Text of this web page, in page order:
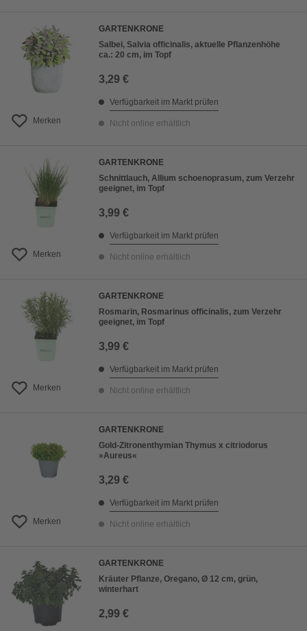
Merken
GARTENKRONE
Salbei, Salvia officinalis, aktuelle Pflanzenhöhe
ca.: 20 cm, im Topf
3,29 €
Verfügbarkeit im Markt prüfen
Nicht online erhältlich
Merken
GARTENKRONE
Schnittlauch, Allium schoenoprasum, zum Verzehr
geeignet, im Topf
3,99 €
Verfügbarkeit im Markt prüfen
Nicht online erhältlich
Merken
GARTENKRONE
Rosmarin, Rosmarinus officinalis, zum Verzehr
geeignet, im Topf
3,99 €
Verfügbarkeit im Markt prüfen
Nicht online erhältlich
Merken
GARTENKRONE
Gold-Zitronenthymian Thymus x citriodorus
»Aureus«
3,29 €
Verfügbarkeit im Markt prüfen
Nicht online erhältlich
GARTENKRONE
Kräuter Pflanze, Oregano, Ø 12 cm, grün,
winterhart
2,99 €